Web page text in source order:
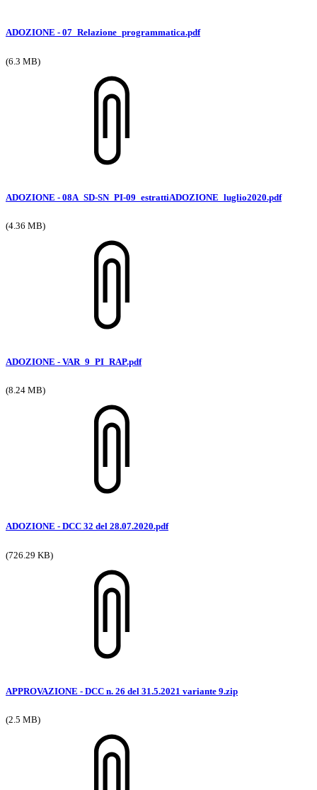
ADOZIONE - 07_Relazione_programmatica.pdf
(6.3 MB)
ADOZIONE - 08A_SD-SN_PI-09_estrattiADOZIONE_luglio2020.pdf
(4.36 MB)
ADOZIONE - VAR_9_PI_RAP.pdf
(8.24 MB)
ADOZIONE - DCC 32 del 28.07.2020.pdf
(726.29 KB)
APPROVAZIONE - DCC n. 26 del 31.5.2021 variante 9.zip
(2.5 MB)